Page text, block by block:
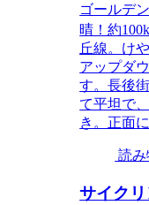
ゴールデ
晴！約
丘線。け
アップダ
す。長後
て平坦で
き。正面
読み
サイク